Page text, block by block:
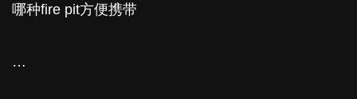
哪种fire pit方便携带
…